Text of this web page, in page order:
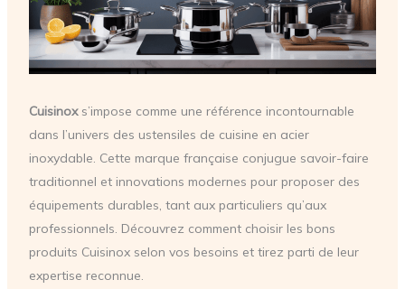
Cuisinoxs’impose comme une référence incontournable
dans l’univers des ustensiles de cuisine en acier
inoxydable. Cette marque française conjugue savoir-faire
traditionnel et innovations modernes pour proposer des
équipements durables, tant aux particuliers qu’aux
professionnels. Découvrez comment choisir les bons
produits Cuisinox selon vos besoins et tirez parti de leur
expertise reconnue.